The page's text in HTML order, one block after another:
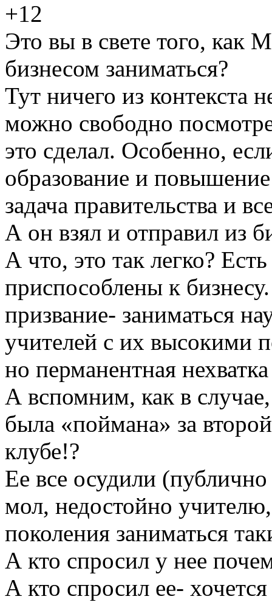
+12
Это вы в свете того, как
бизнесом заниматься?
Тут ничего из контекста
можно свободно
это сделал. Особенно,
образование и повышение
задача правительства и
А он взял и отправил из
А что, это так легко?
приспособлены к
призвание- заниматься
учителей с их высокими
но перманентная
А вспомним, как в
была «поймана» за
клубе!?
Ее все осудили
мол, недостойно
поколения заниматься
А кто спросил у нее
А кто спросил ее-